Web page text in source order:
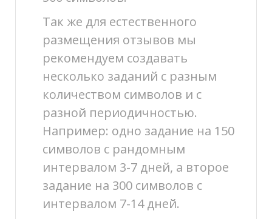
Так же для естественного
размещения отзывов мы
рекомендуем создавать
несколько заданий с разным
количеством символов и с
разной периодичностью.
Например: одно задание на 150
символов с рандомным
интервалом 3-7 дней, а второе
задание на 300 символов с
интервалом 7-14 дней.